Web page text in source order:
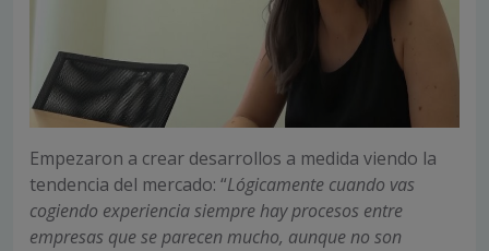
Empezaron a crear desarrollos a medida viendo la
tendencia del mercado: “Lógicamente cuando vas
cogiendo experiencia siempre hay procesos entre
empresas que se parecen mucho, aunque no son